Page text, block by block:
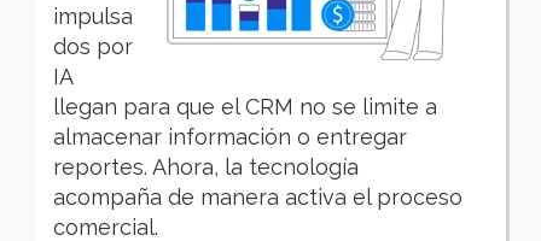
impulsa
dos por
IA
llegan para que el CRM no se limite a
almacenar información o entregar
reportes. Ahora, la tecnología
acompaña de manera activa el proceso
comercial.